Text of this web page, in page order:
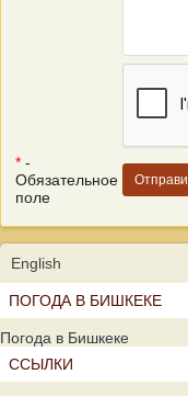
* -
Обязательное
поле
English
ПОГОДА В БИШКЕКЕ
Погода в Бишкеке
ССЫЛКИ